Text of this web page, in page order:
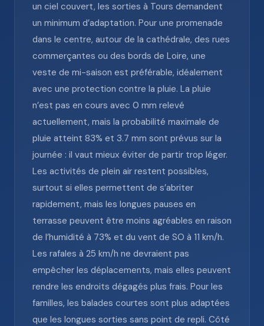
un ciel couvert, les sorties à Tours demandent
un minimum d’adaptation. Pour une promenade
dans le centre, autour de la cathédrale, des rues
commerçantes ou des bords de Loire, une
veste de mi-saison est préférable, idéalement
avec une protection contre la pluie. La pluie
n’est pas en cours avec 0 mm relevé
actuellement, mais la probabilité maximale de
pluie atteint 83% et 3.7 mm sont prévus sur la
journée : il vaut mieux éviter de partir trop léger.
Les activités de plein air restent possibles,
surtout si elles permettent de s’abriter
rapidement, mais les longues pauses en
terrasse peuvent être moins agréables en raison
de l’humidité à 73% et du vent de SO à 11 km/h.
Les rafales à 25 km/h ne devraient pas
empêcher les déplacements, mais elles peuvent
rendre les endroits dégagés plus frais. Pour les
familles, les balades courtes sont plus adaptées
que les longues sorties sans point de repli. Côté